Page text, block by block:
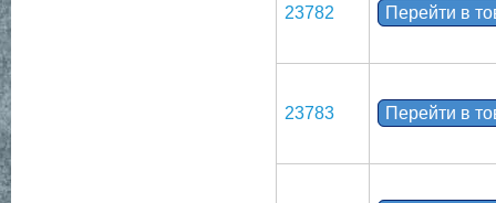
23782 Перейти в
23783 Перейти в